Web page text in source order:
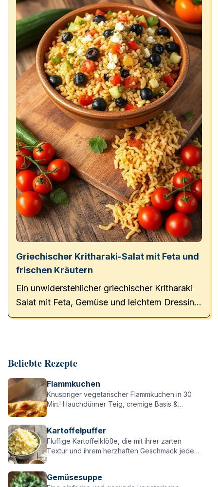
Griechischer Kritharaki-Salat mit Feta und
frischen Kräutern
Ein unwiderstehlicher griechischer Kritharaki
Salat mit Feta, Gemüse und leichtem Dressing.
Perfekt für Grillabende!
Beliebte Rezepte
Flammkuchen
Knuspriger vegetarischer Flammkuchen in 30
Min.! Hauchdünner Teig, cremige Basis &
Kartoffelpuffer
Fluffige Kartoffelklöße, die mit ihrer zarten
Textur und ihrem herzhaften Geschmack jeden
Gemüsesuppe